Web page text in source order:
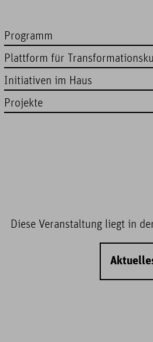
Programm
Plattform für
Initiativen im Haus
Projekte
Diese Veranstaltung liegt in